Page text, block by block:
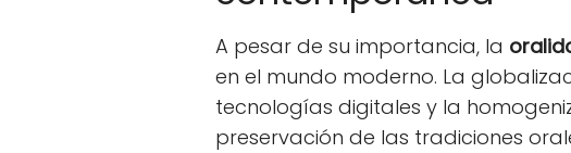
A pesar de su importancia, la
en el mundo moderno. La
tecnologías digitales y la
preservación de las tradiciones